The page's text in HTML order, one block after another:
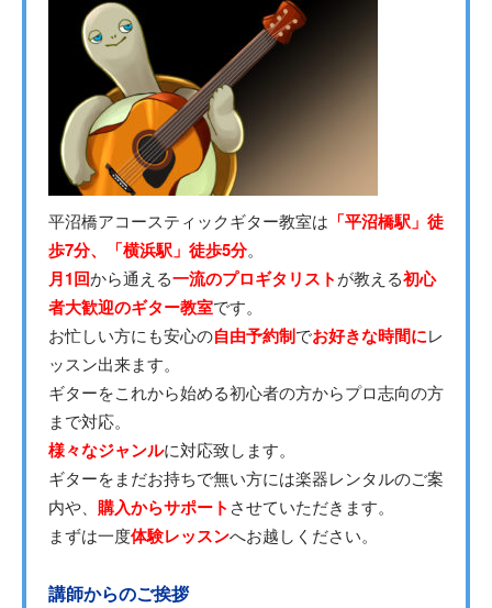
平沼橋アコースティックギター教室は 「平沼橋駅」徒
歩7分、「横浜駅」徒歩5分。
月1回から通える一流のプロギタリストが教える初心
者大歓迎のギター教室です。
お忙しい方にも安心の自由予約制でお好きな時間にレ
ッスン出来ます。
ギターをこれから始める初心者の方からプロ志向の方
まで対応。
様々なジャンルに対応致します。
ギターをまだお持ちで無い方には楽器レンタルのご案
内や、 購入からサポート させていただきます。
まずは一度体験レッスンへお越しください。
講師からのご挨拶